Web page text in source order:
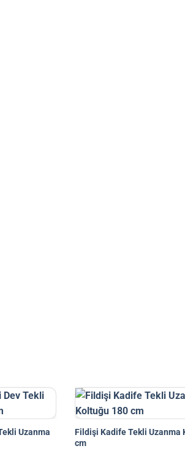
Uzanma
Fildişi Kadife Tekli Uzanma
cm